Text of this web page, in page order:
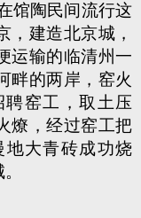
馆陶民间流行这
，建造北京城，
运输的临清州一
畔的两岸，窑火
窑工，取土压
燎，经过窑工把
地大青砖成功烧